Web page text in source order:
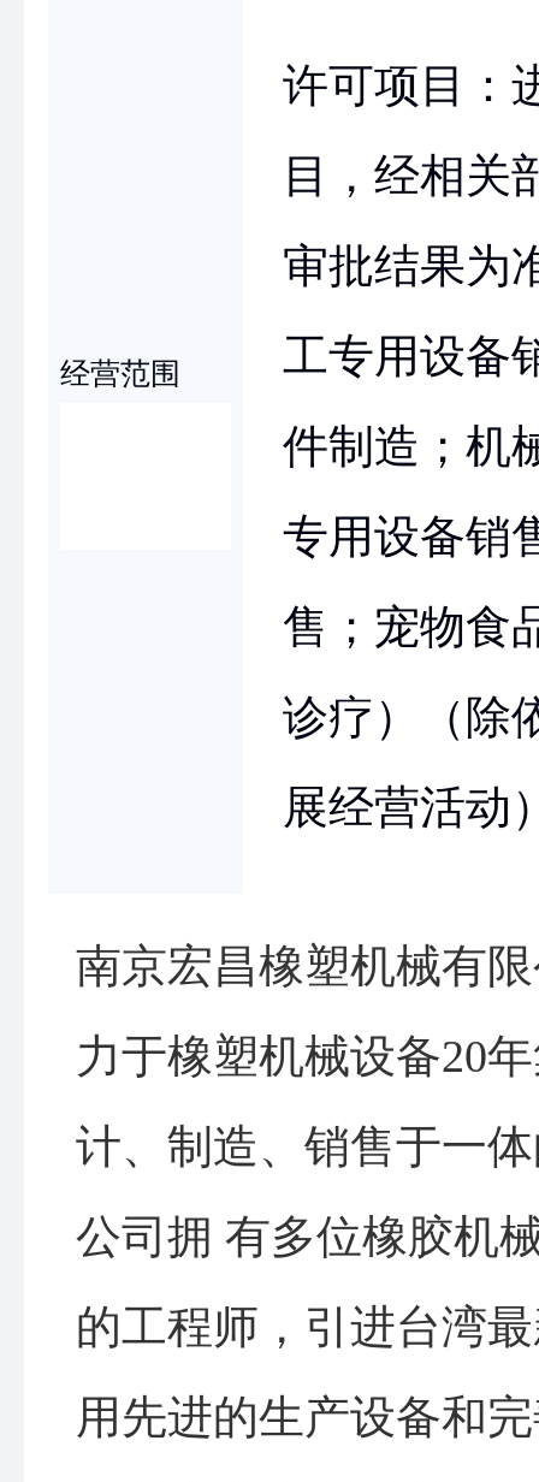
经营范围
许可项目：
目，经相关
审批结果为
工专用设备
件制造；机
专用设备销
售；宠物食
诊疗）（除
展经营活动
南京宏昌橡塑机械有
力于橡塑机械设备20
计、制造、销售于一
公司拥 有多位橡胶机
的工程师，引进台湾
用先进的生产设备和